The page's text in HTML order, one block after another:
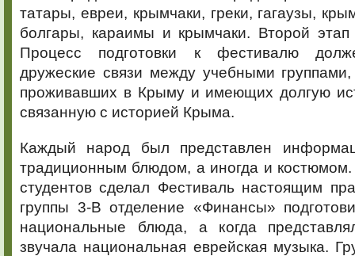
татары, евреи, крымчаки, греки, гагаузы,
болгары, караимы и крымчаки. Второй этап
Процесс подготовки к фестивалю
дружеские связи между учебными
проживавших в Крыму и имеющих долгую
связанную с историей Крыма.
Каждый народ был представлен
традиционным блюдом, а иногда и костюмом.
студентов сделал Фестиваль настоящим
группы 3-В отделение «Финансы»
национальные блюда, а когда
звучала национальная еврейская музыка.